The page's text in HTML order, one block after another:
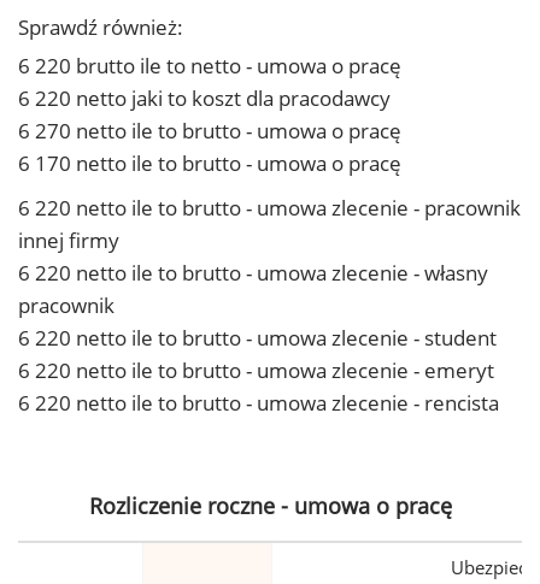
Sprawdź również:
6 220 brutto ile to netto - umowa o pracę
6 220 netto jaki to koszt dla pracodawcy
6 270 netto ile to brutto - umowa o pracę
6 170 netto ile to brutto - umowa o pracę
6 220 netto ile to brutto - umowa zlecenie - pracownik
innej firmy
6 220 netto ile to brutto - umowa zlecenie - własny
pracownik
6 220 netto ile to brutto - umowa zlecenie - student
6 220 netto ile to brutto - umowa zlecenie - emeryt
6 220 netto ile to brutto - umowa zlecenie - rencista
Rozliczenie roczne - umowa o pracę